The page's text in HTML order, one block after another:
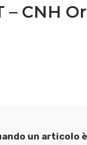
– CNH
un articolo